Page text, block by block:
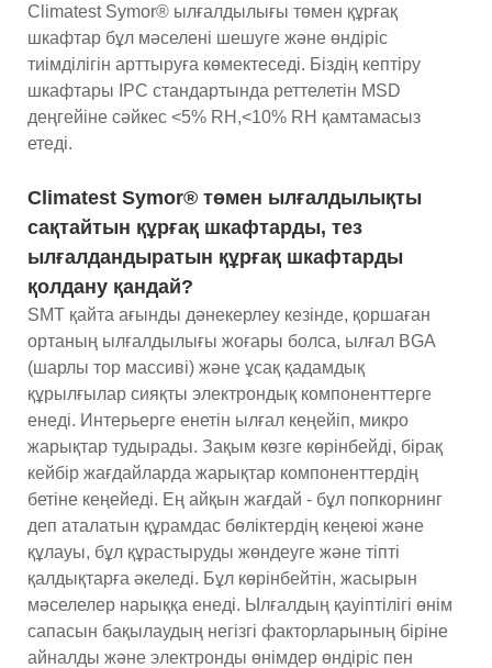
Climatest Symor® ылғалдылығы төмен құрғақ
шкафтар бұл мәселені шешуге және өндіріс
тиімділігін арттыруға көмектеседі. Біздің кептіру
шкафтары IPC стандартында реттелетін MSD
деңгейіне сәйкес <5% RH,<10% RH қамтамасыз
етеді.
Climatest Symor® төмен ылғалдылықты
сақтайтын құрғақ шкафтарды, тез
ылғалдандыратын құрғақ шкафтарды
қолдану қандай?
SMT қайта ағынды дәнекерлеу кезінде, қоршаған
ортаның ылғалдылығы жоғары болса, ылғал BGA
(шарлы тор массиві) және ұсақ қадамдық
құрылғылар сияқты электрондық компоненттерге
енеді. Интерьерге енетін ылғал кеңейіп, микро
жарықтар тудырады. Зақым көзге көрінбейді, бірақ
кейбір жағдайларда жарықтар компоненттердің
бетіне кеңейеді. Ең айқын жағдай - бұл попкорнинг
деп аталатын құрамдас бөліктердің кеңеюі және
құлауы, бұл құрастыруды жөндеуге және тіпті
қалдықтарға әкеледі. Бұл көрінбейтін, жасырын
мәселелер нарыққа енеді. Ылғалдың қауіптілігі өнім
сапасын бақылаудың негізгі факторларының біріне
айналды және электронды өнімдер өндіріс пен